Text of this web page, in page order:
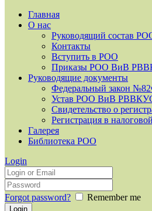
Главная
О нас
Руководящий состав
Контакты
Вступить в РОО
Приказы РОО ВиВ
Руководящие документы
Федеральный закон
Устав РОО ВиВ
Свидетельство о
Регистрация в
Галерея
Библиотека РОО
Login
Forgot password? Remember me